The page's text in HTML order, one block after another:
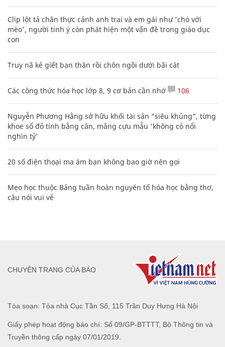
Clip lột tả chân thực cảnh anh trai và em gái như 'chó với
mèo', người tinh ý còn phát hiện một vấn đề trong giáo dục
con
Truy nã kẻ giết bạn thân rồi chôn ngồi dưới bãi cát
Các công thức hóa học lớp 8, 9 cơ bản cần nhớ 106
Nguyễn Phương Hằng sở hữu khối tài sản "siêu khủng", từng
khoe sổ đỏ tính bằng cân, mắng cựu mẫu 'không có nổi
nghìn tỷ'
20 số điện thoại ma ám bạn không bao giờ nên gọi
Mẹo học thuộc Bảng tuần hoàn nguyên tố hóa học bằng thơ,
câu nói vui vẻ
Tòa soạn: Tòa nhà Cục Tần Số, 115 Trần Duy Hưng Hà Nội
Giấy phép hoạt động báo chí: Số 09/GP-BTTTT, Bộ Thông tin và
Truyền thông cấp ngày 07/01/2019.
CHUYÊN TRANG CỦA BÁO